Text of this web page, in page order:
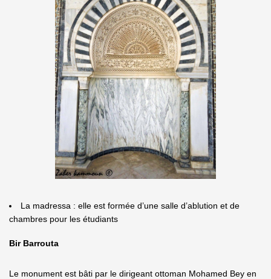
La madressa : elle est formée d’une salle d’ablution et de
chambres pour les étudiants
Bir Barrouta
Le monument est bâti par le dirigeant ottoman Mohamed Bey en